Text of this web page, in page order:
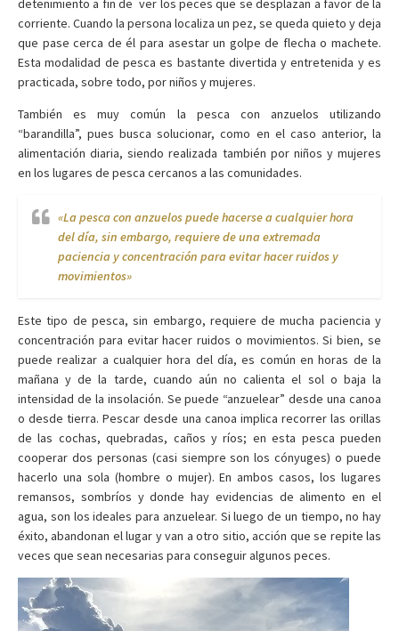
corriente. Cuando la persona localiza un pez, se queda quieto y deja
que pase cerca de él para asestar un golpe de flecha o machete.
Esta modalidad de pesca es bastante divertida y entretenida y es
practicada, sobre todo, por niños y mujeres.
También es muy común la pesca con anzuelos utilizando
“barandilla”, pues busca solucionar, como en el caso anterior, la
alimentación diaria, siendo realizada también por niños y mujeres
en los lugares de pesca cercanos a las comunidades.
«La pesca con anzuelos puede hacerse a cualquier hora
del día, sin embargo, requiere de una extremada
paciencia y concentración para evitar hacer ruidos y
movimientos»
Este tipo de pesca, sin embargo, requiere de mucha paciencia y
concentración para evitar hacer ruidos o movimientos. Si bien, se
puede realizar a cualquier hora del día, es común en horas de la
mañana y de la tarde, cuando aún no calienta el sol o baja la
intensidad de la insolación. Se puede “anzuelear” desde una canoa
o desde tierra. Pescar desde una canoa implica recorrer las orillas
de las cochas, quebradas, caños y ríos; en esta pesca pueden
cooperar dos personas (casi siempre son los cónyuges) o puede
hacerlo una sola (hombre o mujer). En ambos casos, los lugares
remansos, sombríos y donde hay evidencias de alimento en el
agua, son los ideales para anzuelear. Si luego de un tiempo, no hay
éxito, abandonan el lugar y van a otro sitio, acción que se repite las
veces que sean necesarias para conseguir algunos peces.